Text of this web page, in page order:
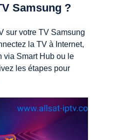
Samsung ?
sur votre TV Samsung
la TV à Internet,
via Smart Hub ou le
les étapes pour